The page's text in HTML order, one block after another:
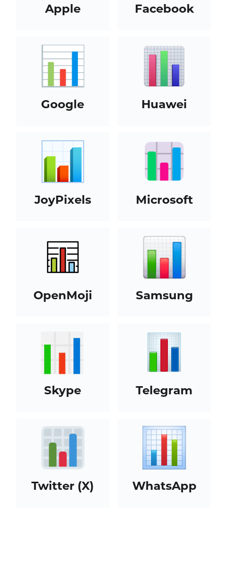
Apple Facebook
Google Huawei
JoyPixels Microsoft
OpenMoji Samsung
Skype Telegram
Twitter (X) WhatsApp